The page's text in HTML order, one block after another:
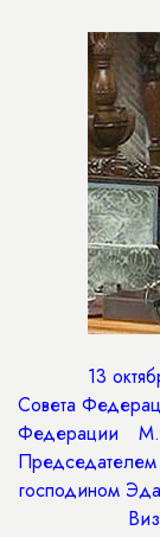
13
Совета
Федерации
господином
Визит